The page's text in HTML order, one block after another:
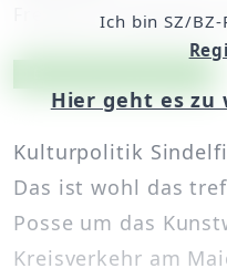
Freitag, 28.
Kulturpolitik
Das ist wohl das
Posse um das
Kreisverkehr am
Ich bin SZ/
Hier geht es zu